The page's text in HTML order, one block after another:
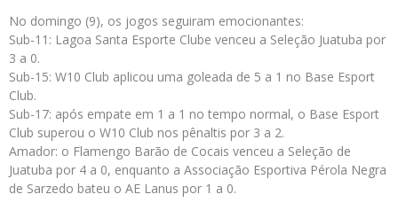
No domingo (9), os jogos seguiram emocionantes:
Sub-11: Lagoa Santa Esporte Clube venceu a Seleção Juatuba por
3 a 0.
Sub-15: W10 Club aplicou uma goleada de 5 a 1 no Base Esport
Club.
Sub-17: após empate em 1 a 1 no tempo normal, o Base Esport
Club superou o W10 Club nos pênaltis por 3 a 2.
Amador: o Flamengo Barão de Cocais venceu a Seleção de
Juatuba por 4 a 0, enquanto a Associação Esportiva Pérola Negra
de Sarzedo bateu o AE Lanus por 1 a 0.